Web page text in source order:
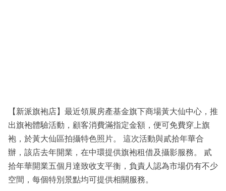
【新派旗袍店】最近領展房產基金旗下商場黃大仙中心，推
出旗袍體驗活動，顧客消費滿指定金額，便可免費穿上旗
袍，於黃大仙區拍攝特色照片。 這次活動與貳拾年華合
辦，該店去年開業，在中環提供旗袍租借及攝影服務。 貳
拾年華開業五個月達致收支平衡，負責人認為市場仍有不少
空間，每個特別景點均可提供相關服務。